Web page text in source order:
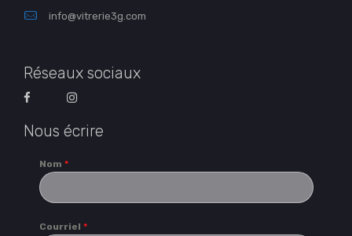
info@vitrerie3g.com
Réseaux sociaux
Nous écrire
Nom *
Courriel *